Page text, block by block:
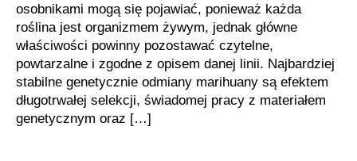
osobnikami mogą się pojawiać, ponieważ każda
roślina jest organizmem żywym, jednak główne
właściwości powinny pozostawać czytelne,
powtarzalne i zgodne z opisem danej linii. Najbardziej
stabilne genetycznie odmiany marihuany są efektem
długotrwałej selekcji, świadomej pracy z materiałem
genetycznym oraz […]